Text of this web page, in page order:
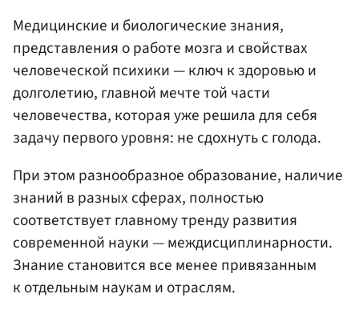
Медицинские и биологические знания,
представления о работе мозга и свойствах
человеческой психики — ключ к здоровью и
долголетию, главной мечте той части
человечества, которая уже решила для себя
задачу первого уровня: не сдохнуть с голода.
При этом разнообразное образование, наличие
знаний в разных сферах, полностью
соответствует главному тренду развития
современной науки — междисциплинарности.
Знание становится все менее привязанным
к отдельным наукам и отраслям.